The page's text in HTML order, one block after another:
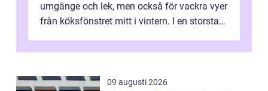
umgänge och lek, men också för vackra vyer
från köksfönstret mitt i vintern. I en storstad
09 augusti 2026